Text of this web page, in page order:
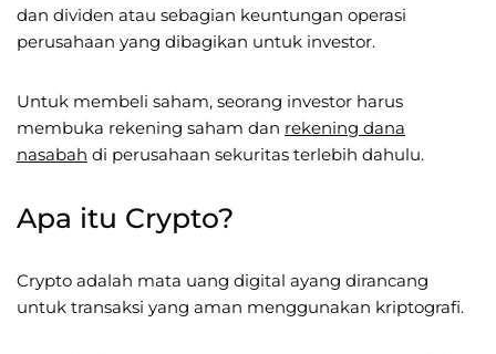
dan dividen atau sebagian keuntungan operasi
perusahaan yang dibagikan untuk investor.
Untuk membeli saham, seorang investor harus
membuka rekening saham dan rekening dana
nasabah di perusahaan sekuritas terlebih dahulu.
Apa itu Crypto?
Crypto adalah mata uang digital ayang dirancang
untuk transaksi yang aman menggunakan kriptografi.